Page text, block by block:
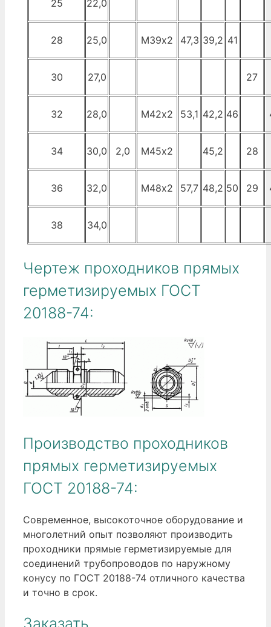
25 22,0
28 25,0 М39х2 47,3 39,2 41
30 27,0 27
32 28,0 М42х2 53,1 42,2 46
34 30,0 2,0 М45х2 45,2 28
36 32,0 М48х2 57,7 48,2 50 29
38 34,0
Чертеж проходников прямых
герметизируемых ГОСТ
20188-74:
Производство проходников
прямых герметизируемых
ГОСТ 20188-74:
Современное, высокоточное оборудование и
многолетний опыт позволяют производить
проходники прямые герметизируемые для
соединений трубопроводов по наружному
конусу по ГОСТ 20188-74 отличного качества
и точно в срок.
Заказать